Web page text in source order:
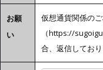
お願
い
仮想通貨関係の
（https://
合、返信しており